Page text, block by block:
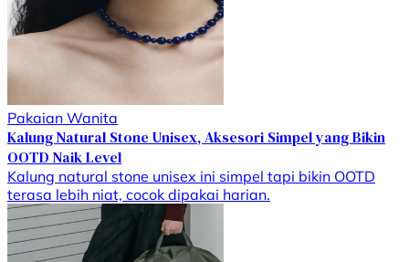
Pakaian Wanita
Kalung Natural Stone Unisex, Aksesori Simpel yang Bikin
OOTD Naik Level
Kalung natural stone unisex ini simpel tapi bikin OOTD
terasa lebih niat, cocok dipakai harian.